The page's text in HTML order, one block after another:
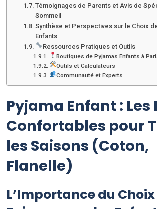
Témoignages de Parents et Avis de
Sommeil
Synthèse et Perspectives sur le Choix
Enfants
Ressources Pratiques et Outils
Boutiques de Pyjamas Enfants à
Outils et Calculateurs
Communauté et Experts
Pyjama Enfant : Les
Confortables pour
les Saisons (Coton,
Flanelle)
L’Importance du